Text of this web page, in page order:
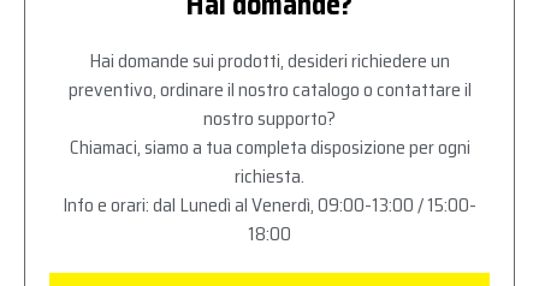
Hai domande sui prodotti, desideri richiedere un
preventivo, ordinare il nostro catalogo o contattare il
nostro supporto?
Chiamaci, siamo a tua completa disposizione per ogni
richiesta.
Info e orari: dal Lunedì al Venerdì, 09:00-13:00 / 15:00-
18:00